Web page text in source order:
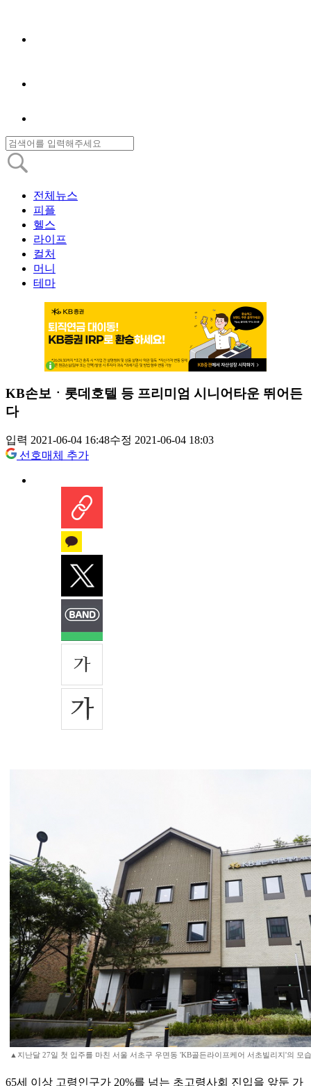
전체뉴스
피플
헬스
라이프
컬처
머니
테마
KB손보ㆍ롯데호텔 등 프리미엄 시니어타운 뛰어든
다
입력 2021-06-04 16:48수정 2021-06-04 18:03
선호매체 추가
▲지난달 27일 첫 입주를 마친 서울 서초구 우면동 'KB골든라이프케어 서초빌리지'의 모
65세 이상 고령인구가 20%를 넘는 초고령사회 진입을 앞둔 가